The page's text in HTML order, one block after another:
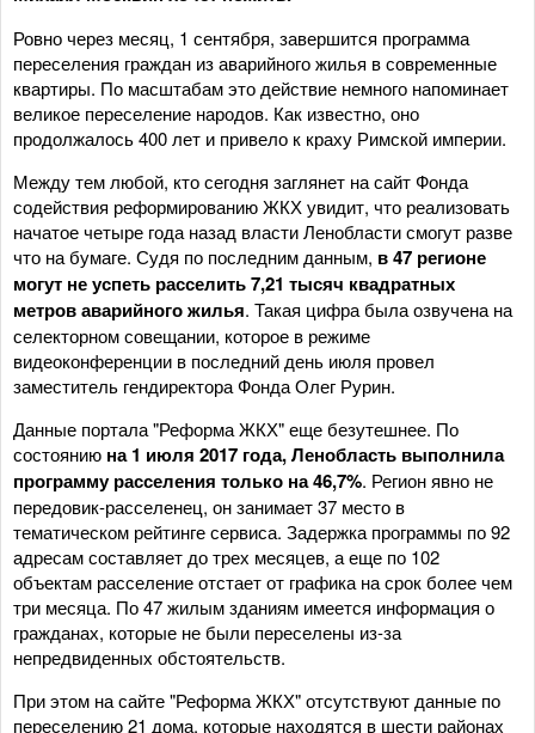
Ровно через месяц, 1 сентября, завершится программа
переселения граждан из аварийного жилья в современные
квартиры. По масштабам это действие немного напоминает
великое переселение народов. Как известно, оно
продолжалось 400 лет и привело к краху Римской империи.
Между тем любой, кто сегодня заглянет на сайт Фонда
содействия реформированию ЖКХ увидит, что реализовать
начатое четыре года назад власти Ленобласти смогут разве
что на бумаге. Судя по последним данным, в 47 регионе
могут не успеть расселить 7,21 тысяч квадратных
метров аварийного жилья. Такая цифра была озвучена на
селекторном совещании, которое в режиме
видеоконференции в последний день июля провел
заместитель гендиректора Фонда Олег Рурин.
Данные портала "Реформа ЖКХ" еще безутешнее. По
состоянию на 1 июля 2017 года, Ленобласть выполнила
программу расселения только на 46,7%. Регион явно не
передовик-расселенец, он занимает 37 место в
тематическом рейтинге сервиса. Задержка программы по 92
адресам составляет до трех месяцев, а еще по 102
объектам расселение отстает от графика на срок более чем
три месяца. По 47 жилым зданиям имеется информация о
гражданах, которые не были переселены из-за
непредвиденных обстоятельств.
При этом на сайте "Реформа ЖКХ" отсутствуют данные по
переселению 21 дома, которые находятся в шести районах